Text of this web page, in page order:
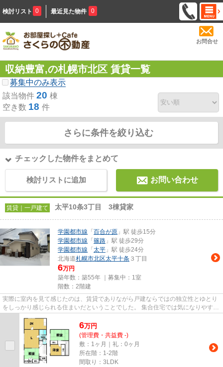
検討リスト 0 最近見た物件 0
お問合せ
収納豊富,の札幌市北区 賃貸一覧
募集中のみ表示
該当物件 20 棟
空き数 18 件
さらに条件を絞り込む
チェックした物件をまとめて
検討リストに追加 お問い合わせ
賃貸｜一戸建て 太平10条3丁目 3棟貸家
学園都市線 「 百合が原 」駅 徒歩15分
学園都市線 「 篠路 」駅 徒歩29分
学園都市線 「 太平 」駅 徒歩24分
北海道札幌市北区太平十条 ３丁目
6万円
築年数：築55年 ｜募集中： 1室
階数：2階建
実際に室内を見て感じたのは、賃貸でありながら戸建ならではの独立性とゆとり
をしっかり感じられる住まいだということでした。 集合住宅では気になりやすい
6万円
(管理費・共益費 -)
敷：1ヶ月｜礼：0ヶ月
所在階：1-2階
間取り：3LDK